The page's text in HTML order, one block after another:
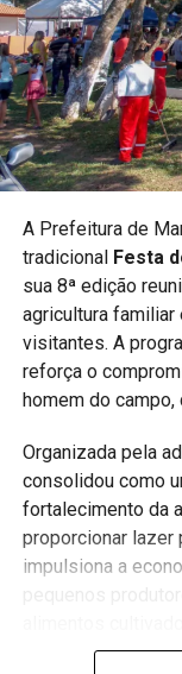
A Prefeitura de
tradicional Festa
sua 8ª edição
agricultura
visitantes. A
reforça o
homem do campo,
Organizada pela
consolidou como
fortalecimento da
proporcionar lazer
impulsiona a